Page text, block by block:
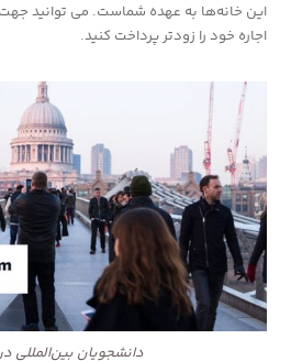
این خانه‌ها به عهده شماست. می توانید
اجاره خود را زودتر پرداخت کنید.
دانشجویان بین‌المللی